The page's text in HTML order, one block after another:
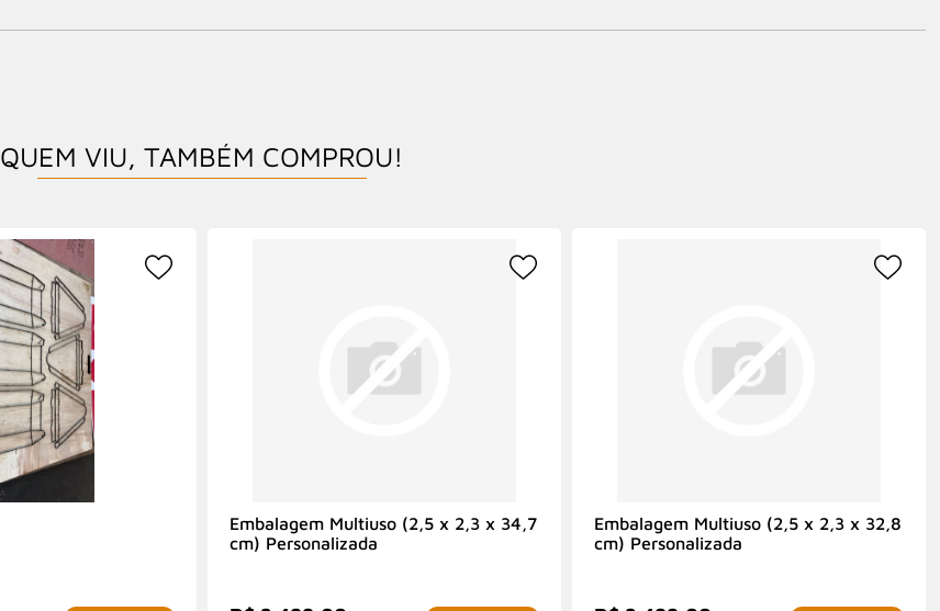
QUEM VIU, TAMBÉM COMPROU!
Embalagem Multiuso (2,5 x 2,3 x 34,7
cm) Personalizada
Embalagem Multiuso (2,5 x 2,3 x 32,8
cm) Personalizada